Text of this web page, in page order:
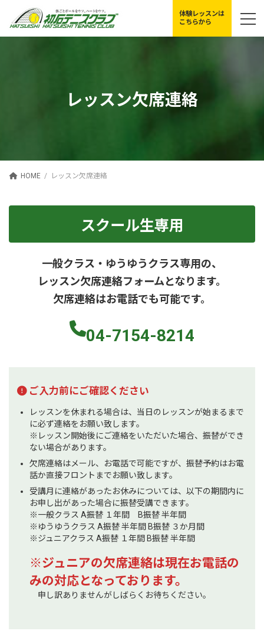
体験レッスンは
こちらから
レッスン欠席連絡
HOME レッスン欠席連絡
スクール生専用
一般クラス・ゆうゆうクラス専用の、
レッスン欠席連絡フォームとなります。
欠席連絡はお電話でも可能です。
04-7154-8214
ご入力前にご確認ください
レッスンを休まれる場合は、当日のレッスンが始まるまで
に必ず連絡をお願い致します。
※レッスン開始後にご連絡をいただいた場合、振替ができ
ない場合があります。
欠席連絡はメール、お電話で可能ですが、振替予約はお電
話か直接フロントまでお願い致します。
受講月に連絡があったお休みについては、以下の期間内に
お申し出があった場合に振替受講できます。
※一般クラス A振替 １年間 B振替 半年間
※ゆうゆうクラス A振替 半年間 B振替 ３か月間
※ジュニアクラス A振替 １年間 B振替 半年間
※ジュニアの欠席連絡は現在お電話の
みの対応となっております。
申し訳ありませんがしばらくお待ちください。